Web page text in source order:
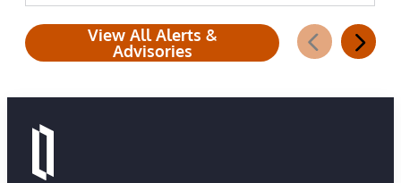
View All Alerts &
Advisories